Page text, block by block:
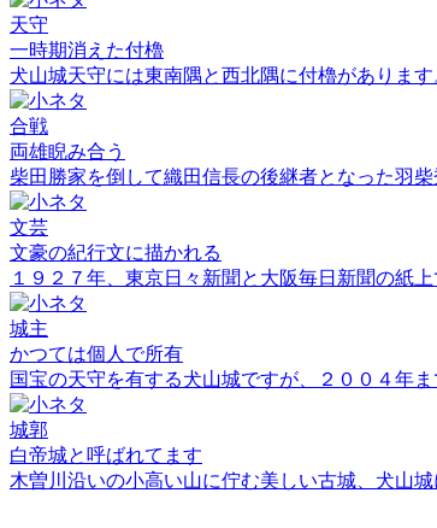
天守
一時期消えた付櫓
犬山城天守には東南隅と西北隅に付櫓がありま
合戦
両雄睨み合う
柴田勝家を倒して織田信長の後継者となった羽
文芸
文豪の紀行文に描かれる
１９２７年、東京日々新聞と大阪毎日新聞の
城主
かつては個人で所有
国宝の天守を有する犬山城ですが、２００４年
城郭
白帝城と呼ばれてます
木曽川沿いの小高い山に佇む美しい古城、犬山